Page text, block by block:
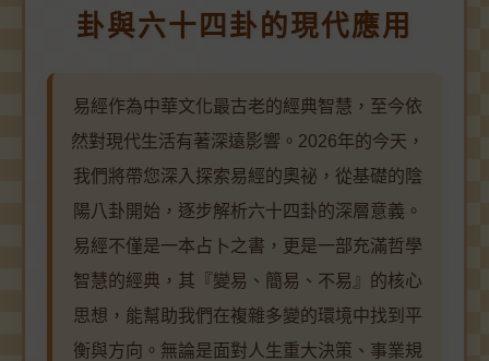
卦與六十四卦的現代應用
易經作為中華文化最古老的經典智慧，至今依
然對現代生活有著深遠影響。2026年的今天，
我們將帶您深入探索易經的奧祕，從基礎的陰
陽八卦開始，逐步解析六十四卦的深層意義。
易經不僅是一本占卜之書，更是一部充滿哲學
智慧的經典，其『變易、簡易、不易』的核心
思想，能幫助我們在複雜多變的環境中找到平
衡與方向。無論是面對人生重大決策、事業規